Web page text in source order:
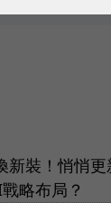
裝！悄悄更
略布局？